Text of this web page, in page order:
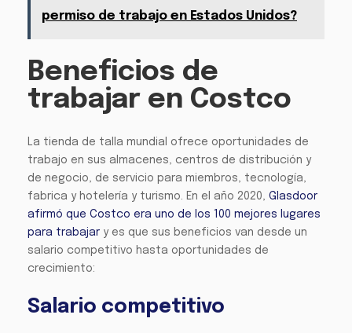
permiso de trabajo en Estados Unidos?
Beneficios de
trabajar en Costco
La tienda de talla mundial ofrece oportunidades de
trabajo en sus almacenes, centros de distribución y
de negocio, de servicio para miembros, tecnología,
fabrica y hotelería y turismo. En el año 2020, Glasdoor
afirmó que Costco era uno de los 100 mejores lugares
para trabajar y es que sus beneficios van desde un
salario competitivo hasta oportunidades de
crecimiento:
Salario competitivo